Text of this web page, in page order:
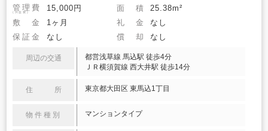
管理費
(共益費) 15,000円 面 積
25.38m²
敷 金
1ヶ月 礼 金
なし
保証金
なし 償 却 なし
周辺の交通
都営浅草線 馬込駅 徒歩4分
ＪＲ横須賀線 西大井駅 徒歩14分
住 所 東京都大田区 東馬込1丁目
物件種別 マンションタイプ